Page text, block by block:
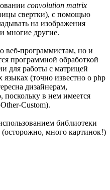
convolution matrix
свертки), с помощью
на изображения
многие другие.
веб-программистам, но и
программной обработкой
для работы с матрицей
(точно известно о php
дизайнерам,
в нем имеется
Custom).
библиотеки
много картинок!)